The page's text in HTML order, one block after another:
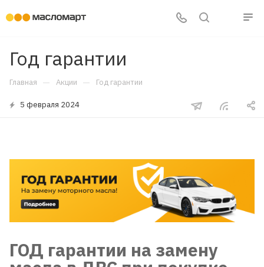
Год гарантии
Главная — Акции — Год гарантии
5 февраля 2024
ГОД гарантии на замену